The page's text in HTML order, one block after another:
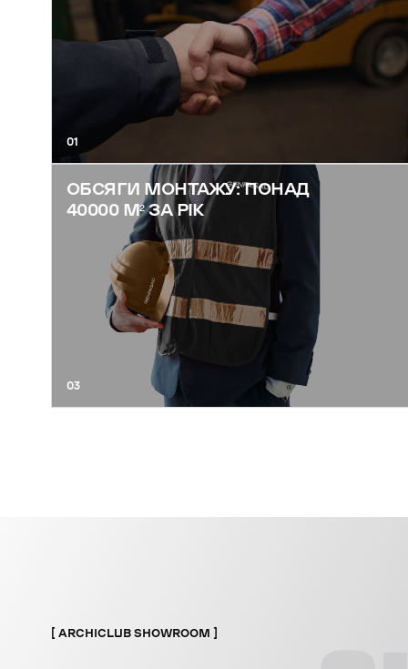
01
ОБСЯГИ МОНТАЖУ: ПОНАД
40000 М² ЗА РІК
03
ARCHICLUB SHOWROOM